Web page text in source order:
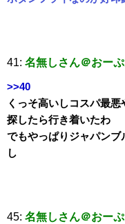
41: 名無しさん＠おー
>>40
くっそ高いしコスパ最
探したら行き着いたわ
でもやっぱりジャパンブ
し
45: 名無しさん＠おー